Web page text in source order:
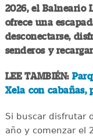
2026, el Balneario
ofrece una
desconectarse,
senderos y
LEE TAMBIÉN:
Xela con cabañas,
Si buscar disfrutar
año y comenzar el